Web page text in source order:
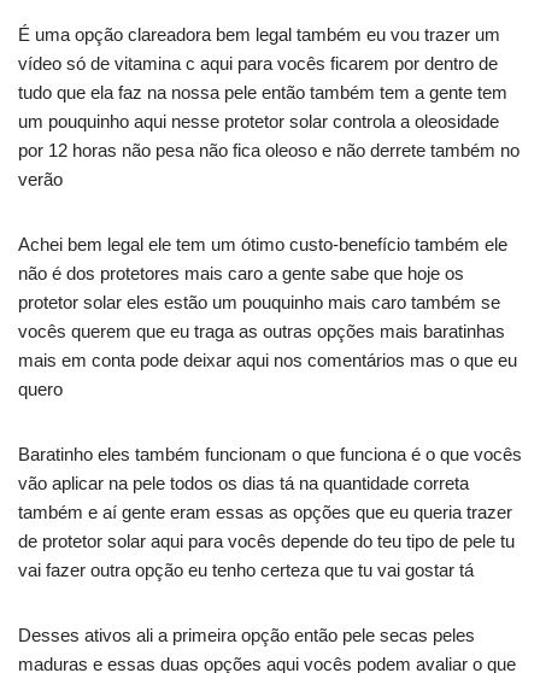
É uma opção clareadora bem legal também eu vou trazer um
vídeo só de vitamina c aqui para vocês ficarem por dentro de
tudo que ela faz na nossa pele então também tem a gente tem
um pouquinho aqui nesse protetor solar controla a oleosidade
por 12 horas não pesa não fica oleoso e não derrete também no
verão
Achei bem legal ele tem um ótimo custo-benefício também ele
não é dos protetores mais caro a gente sabe que hoje os
protetor solar eles estão um pouquinho mais caro também se
vocês querem que eu traga as outras opções mais baratinhas
mais em conta pode deixar aqui nos comentários mas o que eu
quero
Baratinho eles também funcionam o que funciona é o que vocês
vão aplicar na pele todos os dias tá na quantidade correta
também e aí gente eram essas as opções que eu queria trazer
de protetor solar aqui para vocês depende do teu tipo de pele tu
vai fazer outra opção eu tenho certeza que tu vai gostar tá
Desses ativos ali a primeira opção então pele secas peles
maduras e essas duas opções aqui vocês podem avaliar o que